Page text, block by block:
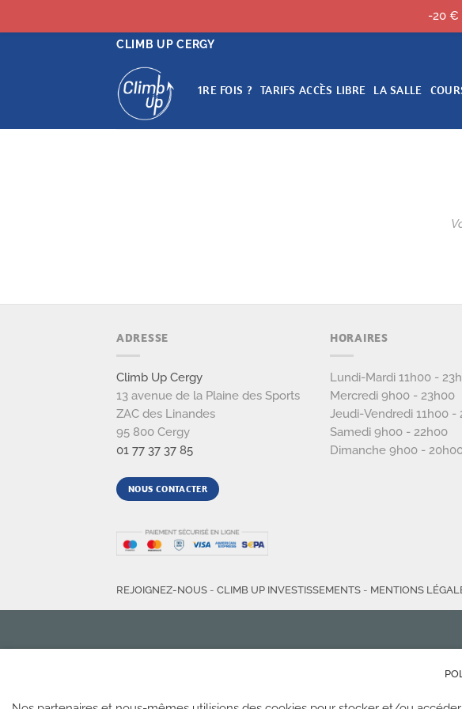
CLIMB UP CERGY
1RE FOIS ? TARIFS ACCÈS LIBRE LA SALLE
ADRESSE
Climb Up Cergy
13 avenue de la Plaine des Sports
ZAC des Linandes
95 800 Cergy
01 77 37 37 85
NOUS CONTACTER
HORAIRES
Lundi-Mardi 11h00 -
Mercredi 9h00 - 23h00
Jeudi-Vendredi 11h00 -
Samedi 9h00 - 22h00
Dimanche 9h00 -
REJOIGNEZ-NOUS - CLIMB UP INVESTISSEMENTS - MENTIONS
-20 €